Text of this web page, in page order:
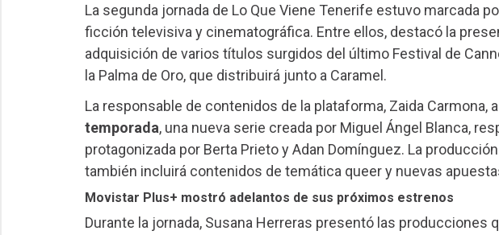
La segunda jornada de Lo Que Viene Tenerife estuvo marcada
ficción televisiva y cinematográfica. Entre ellos, destacó la
adquisición de varios títulos surgidos del último Festival de
la Palma de Oro, que distribuirá junto a Caramel.
La responsable de contenidos de la plataforma, Zaida Carmona,
temporada, una nueva serie creada por Miguel Ángel Blanca,
protagonizada por Berta Prieto y Adan Domínguez. La
también incluirá contenidos de temática queer y nuevas
Movistar Plus+ mostró adelantos de sus próximos estrenos
Durante la jornada, Susana Herreras presentó las producciones